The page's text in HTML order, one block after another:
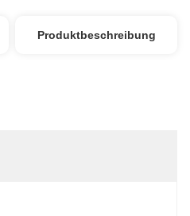
Produktbeschreibung